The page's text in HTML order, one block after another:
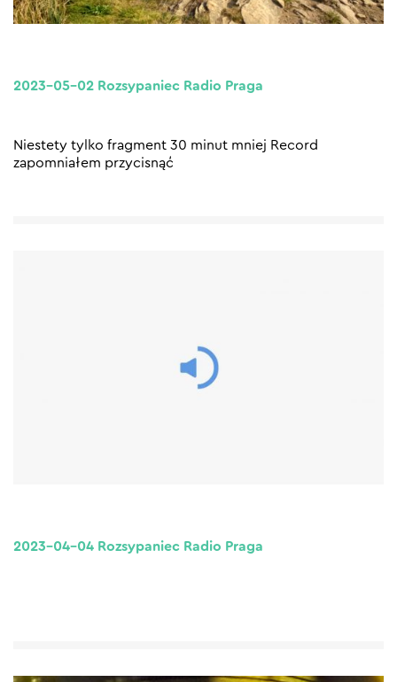
2023-05-02 Rozsypaniec Radio Praga
Niestety tylko fragment 30 minut mniej Record
zapomniałem przycisnąć
2023-04-04 Rozsypaniec Radio Praga